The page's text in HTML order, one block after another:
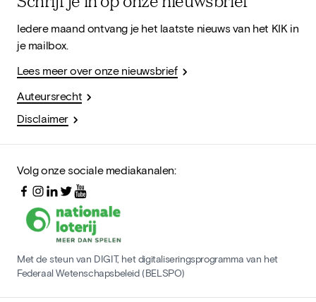
Iedere maand ontvang je het laatste nieuws van het KIK in
je mailbox.
Lees meer over onze nieuwsbrief
Auteursrecht
Disclaimer
Volg onze sociale mediakanalen:
Met de steun van DIGIT, het digitaliseringsprogramma van het
Federaal Wetenschapsbeleid (BELSPO)